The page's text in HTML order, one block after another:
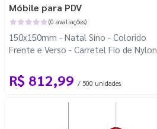
Móbile para PDV
(0 avaliações)
150x150mm - Natal Sino - Colorido
Frente e Verso - Carretel Fio de Nylon
R$ 812,99 / 500 unidades